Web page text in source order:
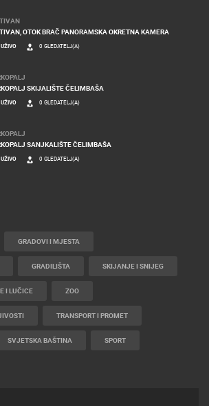
OTOK BRAČ PANORAMSKA OKRETNA KAMERA
UŽIVO 0 GLEDATELJ(A)
SKIJALIŠTE ČELIMBAŠA
UŽIVO 0 GLEDATELJ(A)
SANJKALIŠTE ČELIMBAŠA
UŽIVO 0 GLEDATELJ(A)
GRADOVI I MJESTA
GRADILIŠTA SKIJANJE I SNIJEG
I LUČICE ZOO
TRANSPORT I PROMET
SVJETSKA BAŠTINA SPORT